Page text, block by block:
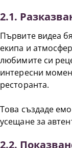
2.1.
Първите видеа
екипа и
любимите си
интересни
ресторанта.
Това създаде
усещане за
2.2.